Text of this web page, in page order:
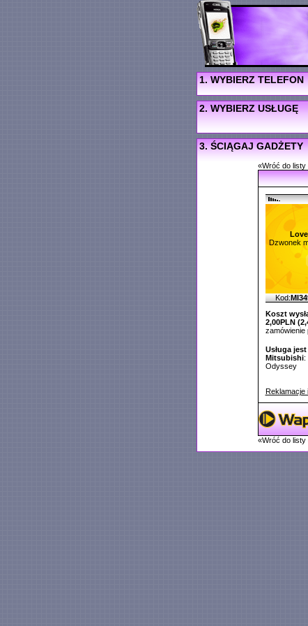
1. WYBIERZ TELEFON
2. WYBIERZ USŁUGĘ
3. ŚCIĄGAJ GADŻETY
«Wróć do listy
Dzwonek
Kod:
Koszt
2,00PLN
zamówienie
Usługa
Mitsubishi:
Odyssey
Reklamacje
«Wróć do listy